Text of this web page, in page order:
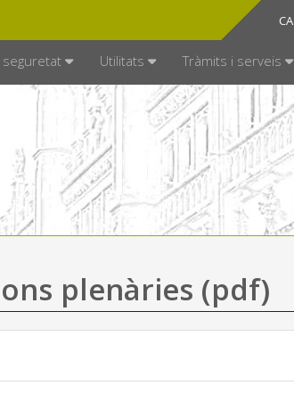
CA
ES
seguretat Utilitats Tràmits i serveis
plenàries (pdf)